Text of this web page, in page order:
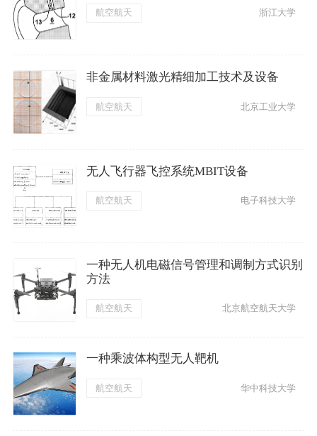
航空航天 浙江大学
非金属材料激光精细加工技术及设备
航空航天 北京工业大学
无人飞行器飞控系统MBIT设备
航空航天 电子科技大学
一种无人机电磁信号管理和调制方式识别
方法
航空航天 北京航空航天大学
一种乘波体构型无人靶机
航空航天 华中科技大学